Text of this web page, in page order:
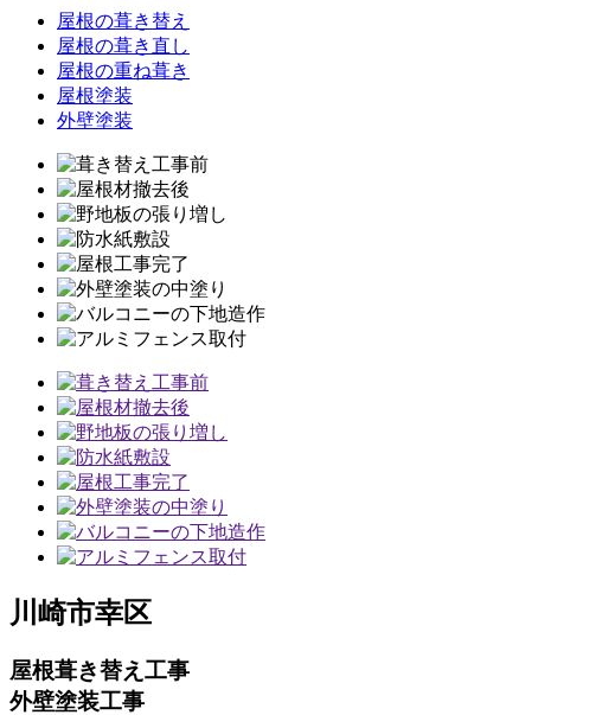
屋根の葺き替え
屋根の葺き直し
屋根の重ね葺き
屋根塗装
外壁塗装
川崎市幸区
屋根葺き替え工事
外壁塗装工事